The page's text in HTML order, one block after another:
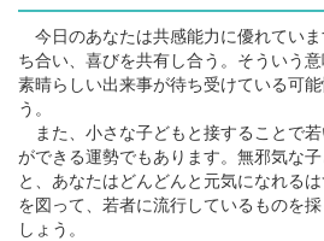
今日のあなたは共感能力に優れてい
ち合い、喜びを共有し合う。そういう
素晴らしい出来事が待ち受けている可
う。
また、小さな子どもと接することで若
ができる運勢でもあります。無邪気な
と、あなたはどんどんと元気になれる
を図って、若者に流行しているものを
しょう。